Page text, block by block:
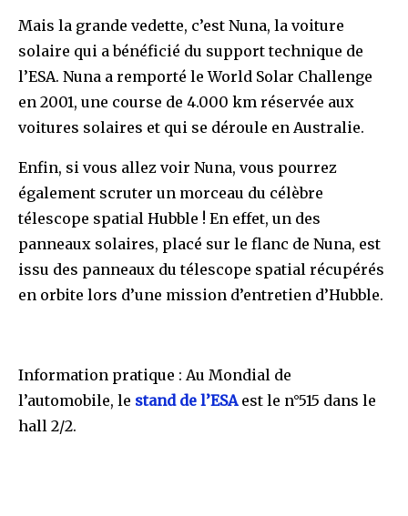
Mais la grande vedette, c’est Nuna, la voiture
solaire qui a bénéficié du support technique de
l’ESA. Nuna a remporté le World Solar Challenge
en 2001, une course de 4.000 km réservée aux
voitures solaires et qui se déroule en Australie.
Enfin, si vous allez voir Nuna, vous pourrez
également scruter un morceau du célèbre
télescope spatial Hubble ! En effet, un des
panneaux solaires, placé sur le flanc de Nuna, est
issu des panneaux du télescope spatial récupérés
en orbite lors d’une mission d’entretien d’Hubble.
Information pratique : Au Mondial de
l’automobile, le stand de l’ESAest le n°515 dans le
hall 2/2.